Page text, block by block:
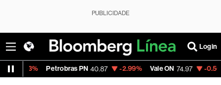
PUBLICIDADE
Login
Petrobras PN 40.87 -2.99% Vale ON 74.97 -0.56% Itaú PN